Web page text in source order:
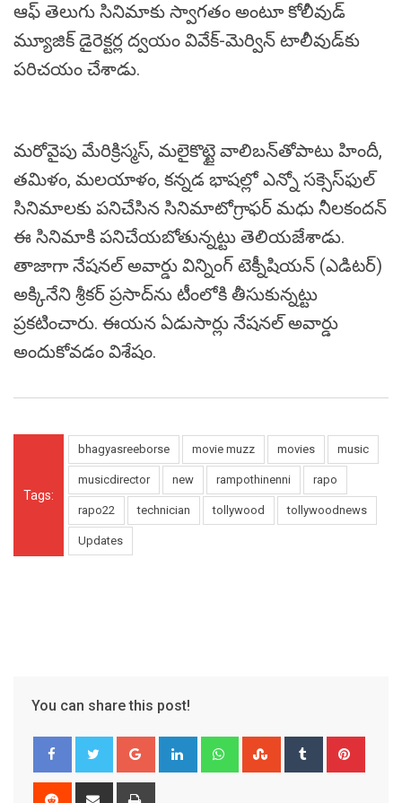
ఆఫ్‌ తెలుగు సినిమాకు స్వాగతం అంటూ కోలీవుడ్‌
మ్యూజిక్‌ డైరెక్టర్ల ద్వయం వివేక్-మెర్విన్‌ టాలీవుడ్‌కు
పరిచయం చేశాడు.
మరోవైపు మేరిక్రిస్మస్‌, మలైకొట్టై వాలిబన్‌తోపాటు హిందీ,
తమిళం, మలయాళం, కన్నడ భాషల్లో ఎన్నో సక్సెస్‌ఫుల్
సినిమాలకు పనిచేసిన సినిమాటోగ్రాఫర్‌ మధు నీలకందన్‌
ఈ సినిమాకి పనిచేయబోతున్నట్టు తెలియజేశాడు.
తాజాగా నేషనల్ అవార్డు విన్నింగ్‌ టెక్నీషియన్‌ (ఎడిటర్‌)
అక్కినేని శ్రీకర్‌ ప్రసాద్‌ను టీంలోకి తీసుకున్నట్టు
ప్రకటించారు. ఈయన ఏడుసార్లు నేషనల్ అవార్డు
అందుకోవడం విశేషం.
Tags:
bhagyasreeborse movie muzz movies music
musicdirector new rampothinenni rapo
rapo22 technician tollywood tollywoodnews
Updates
You can share this post!
Google+ LinkedIn WhatsappStumbleUpon
Tumblr
Reddit
Share